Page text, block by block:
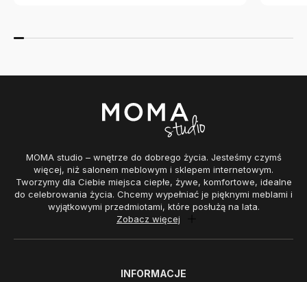
MOMA studio – wnętrze do dobrego życia. Jesteśmy czymś
więcej, niż salonem meblowym i sklepem internetowym.
Tworzymy dla Ciebie miejsca ciepłe, żywe, komfortowe, idealne
do celebrowania życia. Chcemy wypełniać je pięknymi meblami i
wyjątkowymi przedmiotami, które posłużą na lata.
Zobacz więcej
INFORMACJE